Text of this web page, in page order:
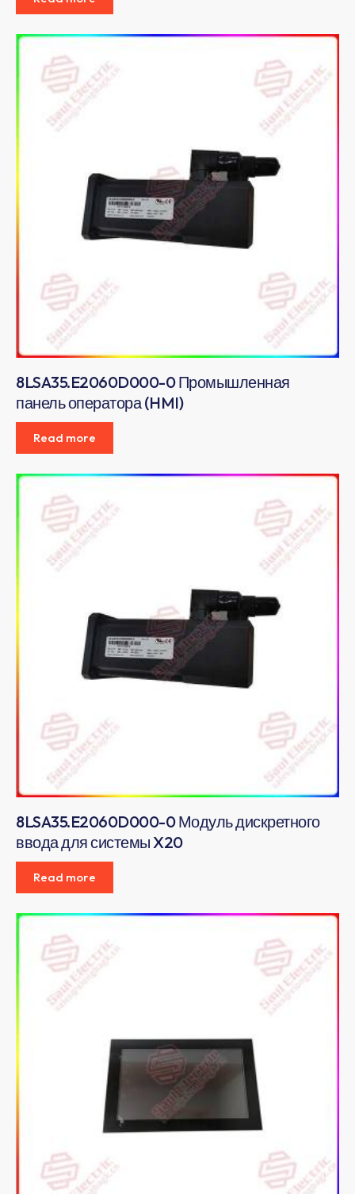
8LSA35.E2060D000-0 Промышленная
панель оператора (HMI)
Read more
8LSA35.E2060D000-0 Модуль дискретного
ввода для системы X20
Read more